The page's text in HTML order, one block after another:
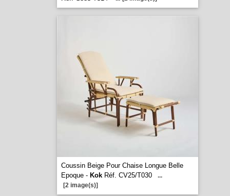
Coussin Beige Pour Chaise Longue Belle
Epoque - KokRéf. CV25/T030
...
[2 image(s)]